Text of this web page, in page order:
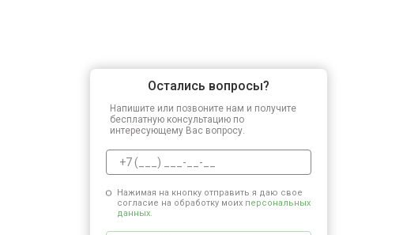
Остались вопросы?
Напишите или позвоните нам и получите
бесплатную консультацию по
интересующему Вас вопросу.
Нажимая на кнопку отправить я даю свое
согласие на обработку моих персональных
данных.